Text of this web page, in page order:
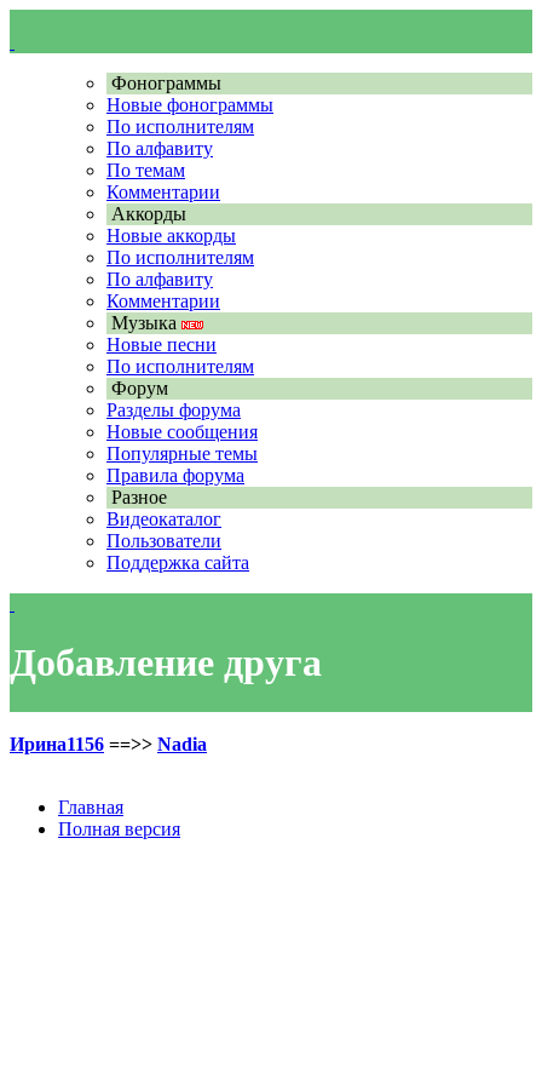
Фонограммы
Новые фонограммы
По исполнителям
По алфавиту
По темам
Комментарии
Аккорды
Новые аккорды
По исполнителям
По алфавиту
Комментарии
Музыка
Новые песни
По исполнителям
Форум
Разделы форума
Новые сообщения
Популярные темы
Правила форума
Разное
Видеокаталог
Пользователи
Поддержка сайта
Добавление друга
Ирина1156 ==>> Nadia
Главная
Полная версия